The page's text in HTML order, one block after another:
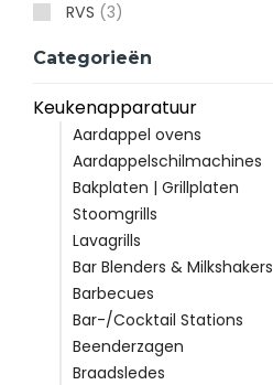
RVS (3)
Categorieën
Keukenapparatuur
Aardappel ovens
Aardappelschilmachines
Bakplaten | Grillplaten
Stoomgrills
Lavagrills
Bar Blenders & Milkshakers
Barbecues
Bar-/Cocktail Stations
Beenderzagen
Braadsledes